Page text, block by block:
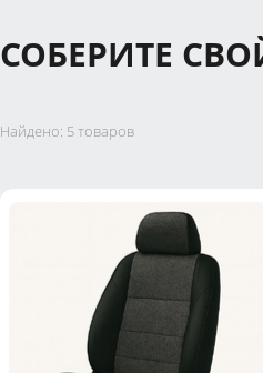
СОБЕРИТЕ
Найдено: 5 товаров